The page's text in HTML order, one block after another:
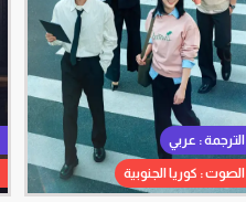
الترجمة : عربي
الصوت : كوريا الجنوبية